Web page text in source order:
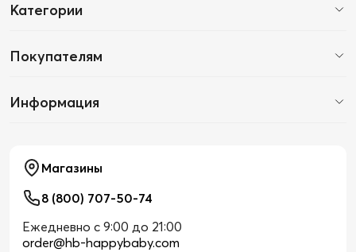
Категории
Покупателям
Информация
Магазины
8 (800) 707-50-74
Ежедневно с 9:00 до 21:00
order@hb-happybaby.com